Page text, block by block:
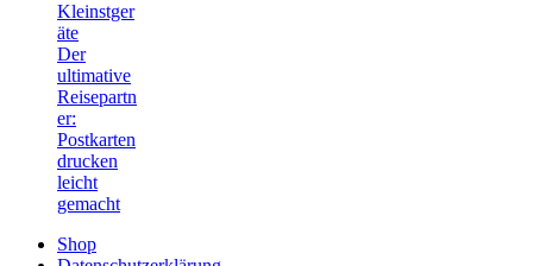
Kleinstger
äte
Der
ultimative
Reisepartn
er:
Postkarten
drucken
leicht
gemacht
Shop